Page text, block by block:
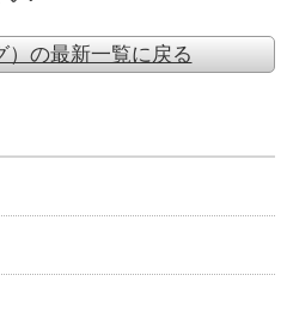
）の最新一覧に戻る